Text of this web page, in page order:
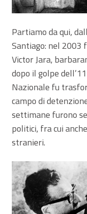
Partiamo da qui,
Santiago: nel 2003
Victor Jara,
dopo il golpe
Nazionale fu
campo di
settimane furono
politici, fra cui
stranieri.